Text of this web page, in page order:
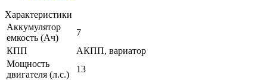
Характеристики
Аккумулятор
емкость (Ач)
7
КПП
АКПП, вариатор
Мощность
двигателя (л.с.)
13